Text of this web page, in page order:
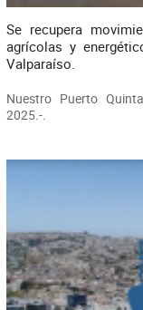
Se recupera
agrícolas y
Valparaíso.
Nuestro Puerto
2025.-.